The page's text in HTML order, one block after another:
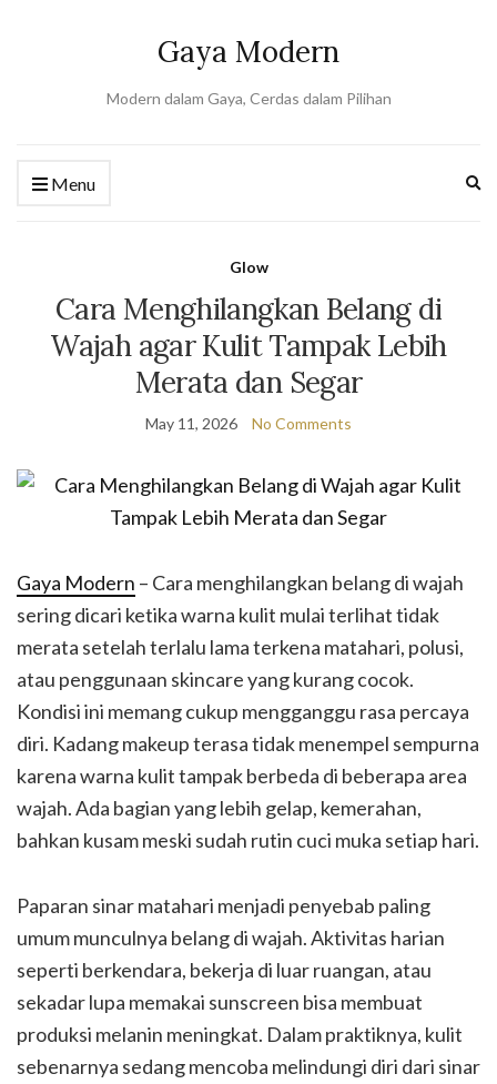
Gaya Modern
Modern dalam Gaya, Cerdas dalam Pilihan
Menu
Glow
Cara Menghilangkan Belang di
Wajah agar Kulit Tampak Lebih
Merata dan Segar
May 11, 2026 No Comments
Gaya Modern – Cara menghilangkan belang di wajah
sering dicari ketika warna kulit mulai terlihat tidak
merata setelah terlalu lama terkena matahari, polusi,
atau penggunaan skincare yang kurang cocok.
Kondisi ini memang cukup mengganggu rasa percaya
diri. Kadang makeup terasa tidak menempel sempurna
karena warna kulit tampak berbeda di beberapa area
wajah. Ada bagian yang lebih gelap, kemerahan,
bahkan kusam meski sudah rutin cuci muka setiap hari.
Paparan sinar matahari menjadi penyebab paling
umum munculnya belang di wajah. Aktivitas harian
seperti berkendara, bekerja di luar ruangan, atau
sekadar lupa memakai sunscreen bisa membuat
produksi melanin meningkat. Dalam praktiknya, kulit
sebenarnya sedang mencoba melindungi diri dari sinar